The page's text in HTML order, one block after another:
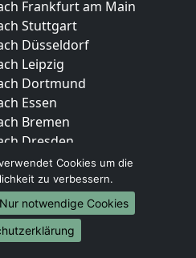
Frankfurt am Main
Stuttgart
Düsseldorf
Leipzig
Dortmund
Essen
Bremen
Dresden
Hannover
Nürnberg
Duisburg
Bochum
Wuppertal
Cookies um die
zu verbessern.
Nur notwendige Cookies